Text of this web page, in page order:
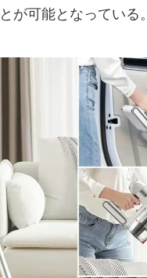
が可能となっている。